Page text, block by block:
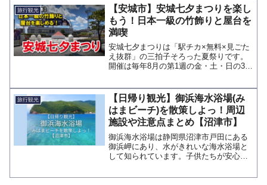
大正池を眺めることができ、天気や時間
帯によっては逆さ姿を眺めながら食事で
きます。
旅行観光
【安城市】安城七夕まつりを楽し
もう！日本一級の竹飾りと屋台を
満喫
安城七夕まつりは「駅チカ×無料×見ごた
え抜群」の三拍子そろった夏祭りです。
開催は毎年8月の第1週の金・土・日の3日
旅行観光
【日帰り観光】御浜海水浴場(み
はまビーチ)を散策しよっ！周辺
施設や注意点まとめ【沼津市】
御浜海水浴場は静岡県沼津市戸田にある
御浜岬にあり、水がきれいな海水浴場と
して知られています。子供たちが安心し